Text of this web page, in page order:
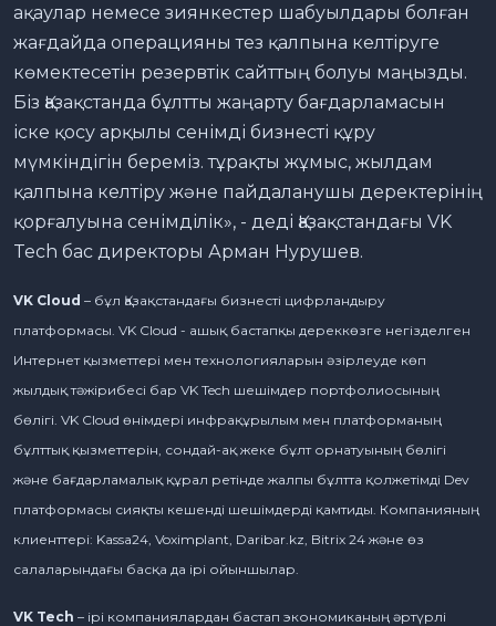
ақаулар немесе зиянкестер шабуылдары болған
жағдайда операцияны тез қалпына келтіруге
көмектесетін резервтік сайттың болуы маңызды.
Біз Қазақстанда бұлтты жаңарту бағдарламасын
іске қосу арқылы сенімді бизнесті құру
мүмкіндігін береміз. тұрақты жұмыс, жылдам
қалпына келтіру және пайдаланушы деректерінің
қорғалуына сенімділік», - деді Қазақстандағы VK
Tech бас директоры Арман Нурушев.
VK Cloud – бұл Қазақстандағы бизнесті цифрландыру
платформасы. VK Cloud - ашық бастапқы дереккөзге негізделген
Интернет қызметтері мен технологияларын әзірлеуде көп
жылдық тәжірибесі бар VK Tech шешімдер портфолиосының
бөлігі. VK Cloud өнімдері инфрақұрылым мен платформаның
бұлттық қызметтерін, сондай-ақ жеке бұлт орнатуының бөлігі
және бағдарламалық құрал ретінде жалпы бұлтта қолжетімді Dev
платформасы сияқты кешенді шешімдерді қамтиды. Компанияның
клиенттері: Kassa24, Voximplant, Daribar.kz, Bitrix 24 және өз
салаларындағы басқа да ірі ойыншылар.
VK Tech – ірі компаниялардан бастап экономиканың әртүрлі